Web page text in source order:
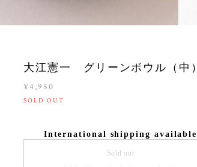
大江憲一 グリーンボウル（中）
¥4,950
SOLD OUT
International shipping available
Sold out